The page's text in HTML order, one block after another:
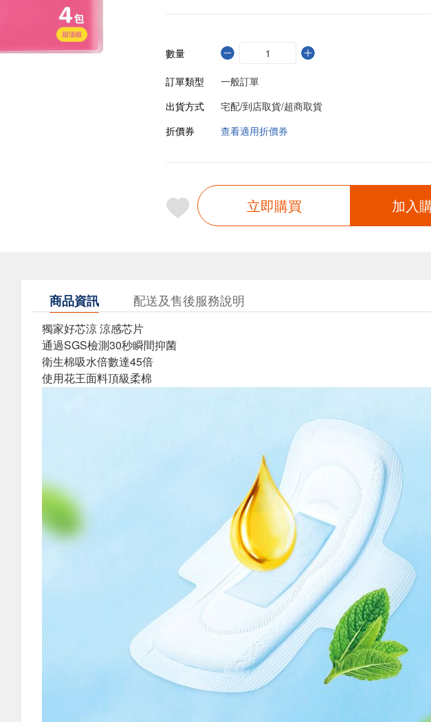
數量
訂單類型
一般訂單
出貨方式
宅配/到店取貨/超商取貨
折價券
查看適用折價券
立即購買 加入
商品資訊 配送及售後服務說明
獨家好芯涼 涼感芯片
通過SGS檢測30秒瞬間抑菌
衛生棉吸水倍數達45倍
使用花王面料頂級柔棉